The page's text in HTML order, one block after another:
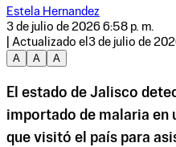
Estela Hernandez
3 de julio de 2026 6:58 p. m.
| Actualizado el 3 de julio de
A
A A
El estado de Jalisco
importado de malaria en
que visitó el país para